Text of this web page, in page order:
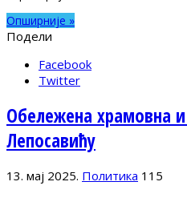
Опширније »
Подели
Facebook
Twitter
Обележена храмовна
Лепосавићу
13. мај 2025. Политика 115